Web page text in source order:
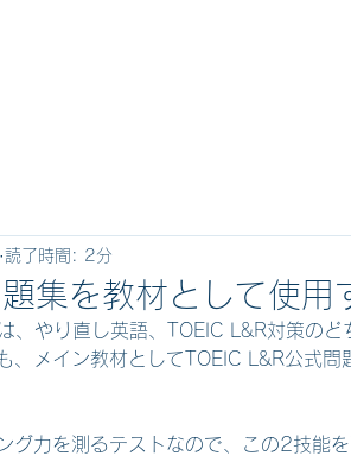
集を教材として使
読了時間: 2分
、やり直し英語、TOEIC L&R対策のど
、メイン教材としてTOEIC L&R公式
グ力を測るテストなので、この2技能